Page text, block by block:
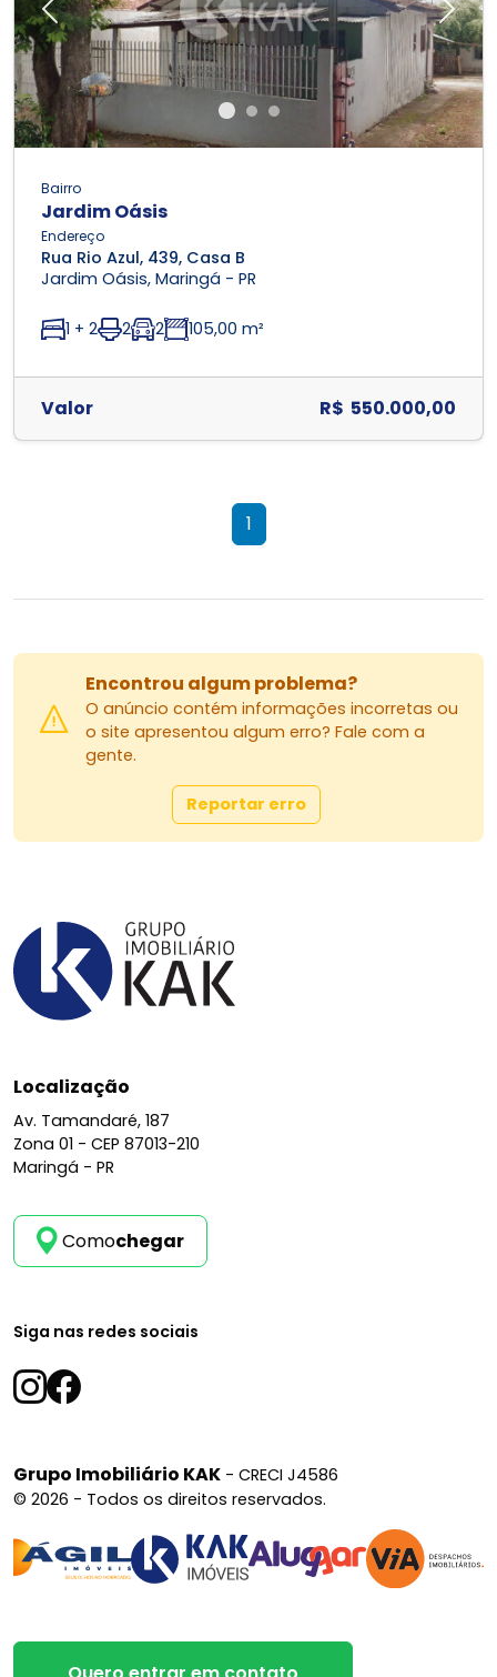
Previous Next
Bairro
Jardim Oásis
Endereço
Rua Rio Azul, 439, Casa B
Jardim Oásis, Maringá - PR
1 + 2 2 2 105,00 m²
Valor R$ 550.000,00
1
Encontrou algum problema?
O anúncio contém informações incorretas ou
o site apresentou algum erro? Fale com a
gente.
Reportar erro
Localização
Av. Tamandaré, 187
Zona 01 - CEP 87013-210
Maringá - PR
Comochegar
Siga nas redes sociais
Grupo Imobiliário KAK - CRECI J4586
© 2026 - Todos os direitos reservados.